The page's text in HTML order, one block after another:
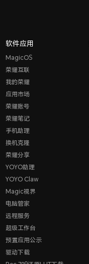
软件应用
MagicOS
荣耀互联
我的荣耀
应用市场
荣耀账号
荣耀笔记
手机助理
换机克隆
荣耀分享
YOYO助理
YOYO Claw
Magic视界
电脑管家
远程服务
超级工作台
预置应用公示
驱动下载